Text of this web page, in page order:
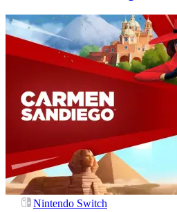
Nintendo Switch